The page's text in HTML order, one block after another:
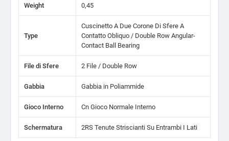
Weight 0,45
Type
Cuscinetto A Due Corone Di Sfere A
Contatto Obliquo / Double Row Angular-
Contact Ball Bearing
File di Sfere 2 File / Double Row
Gabbia Gabbia in Poliammide
Gioco Interno Cn Gioco Normale Interno
Schermatura 2RS Tenute Striscianti Su Entrambi I Lati